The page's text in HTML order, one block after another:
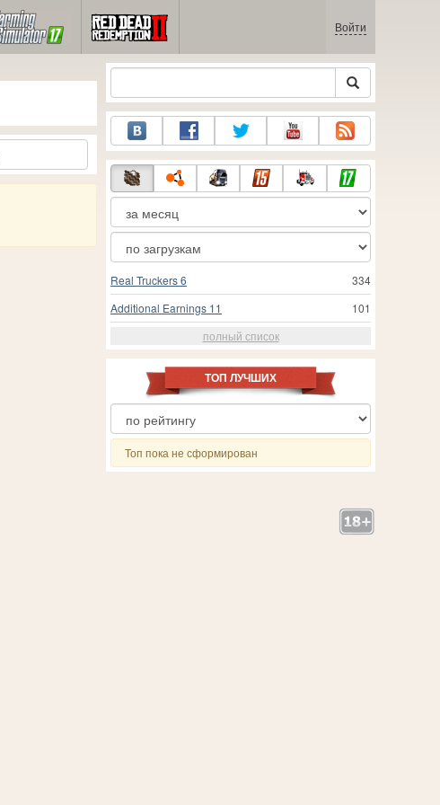
Войти
334
Real Truckers 6
101
Additional Earnings 11
полный список
ТОП ЛУЧШИХ
Топ пока не сформирован